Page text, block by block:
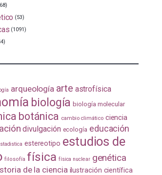
(53)
(1091)
arqueología arte astrofísica
biología biología molecular
botánica cambio climático ciencia
divulgación ecología educación
estereotipo estudios de
filosofía física física nuclear genética
de la ciencia ilustración científica